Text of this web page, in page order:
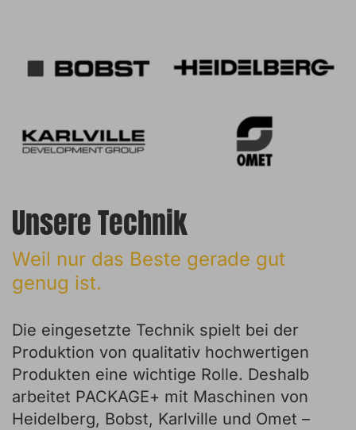
Unsere Technik
Weil nur das Beste gerade gut
genug ist.
Die eingesetzte Technik spielt bei der
Produktion von qualitativ hochwertigen
Produkten eine wichtige Rolle. Deshalb
arbeitet PACKAGE+ mit Maschinen von
Heidelberg, Bobst, Karlville und Omet –